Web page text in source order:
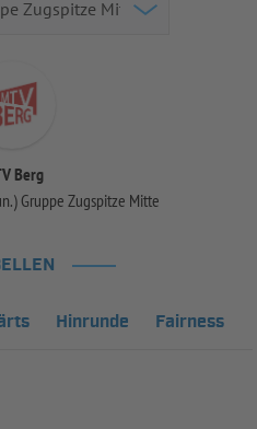
Berg
Gruppe Zugspitze Mitte
Hinrunde Fairness